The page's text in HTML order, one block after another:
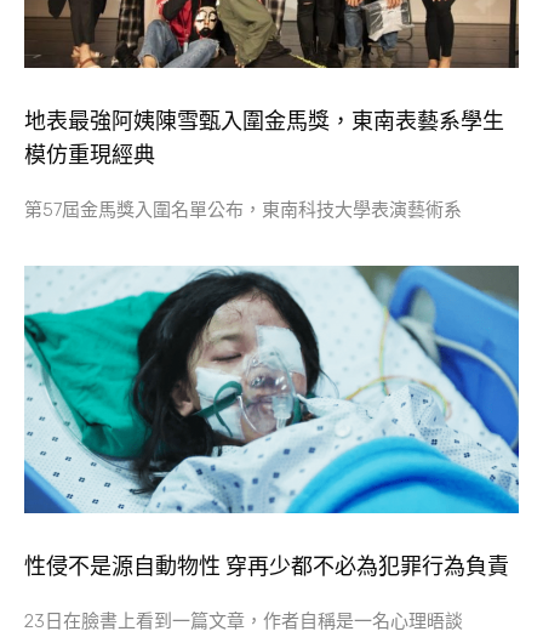
地表最強阿姨陳雪甄入圍金馬獎，東南表藝系學生
模仿重現經典
第57屆金馬獎入圍名單公布，東南科技大學表演藝術系
性侵不是源自動物性 穿再少都不必為犯罪行為負責
23日在臉書上看到一篇文章，作者自稱是一名心理晤談